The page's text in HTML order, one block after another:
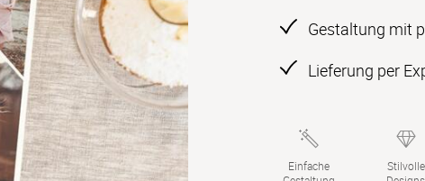
Gestaltung mit
Lieferung per
Einfache
Stilvolle